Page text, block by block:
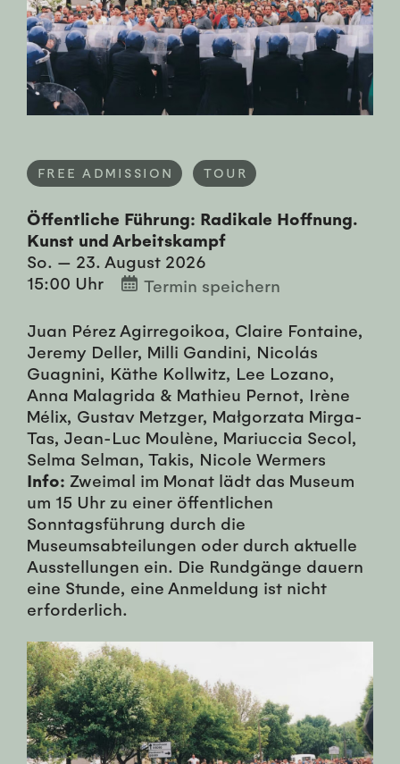
FREE ADMISSION TOUR
Öffentliche Führung: Radikale Hoffnung.
Kunst und Arbeitskampf
So. — 23. August 2026
15:00 Uhr
Termin speichern
Juan Pérez Agirregoikoa, Claire Fontaine,
Jeremy Deller, Milli Gandini, Nicolás
Guagnini, Käthe Kollwitz, Lee Lozano,
Anna Malagrida & Mathieu Pernot, Irène
Mélix, Gustav Metzger, Małgorzata Mirga-
Tas, Jean-Luc Moulène, Mariuccia Secol,
Selma Selman, Takis, Nicole Wermers
Info: Zweimal im Monat lädt das Museum
um 15 Uhr zu einer öffentlichen
Sonntagsführung durch die
Museumsabteilungen oder durch aktuelle
Ausstellungen ein. Die Rundgänge dauern
eine Stunde, eine Anmeldung ist nicht
erforderlich.